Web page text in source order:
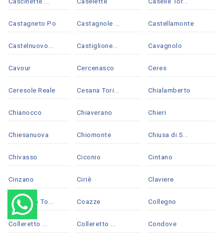
Castagneto Po Castagnole ... Castellamonte
Castelnuovo... Castiglione... Cavagnolo
Cavour Cercenasco Ceres
Ceresole Reale Cesana Tori... Chialamberto
Chianocco Chiaverano Chieri
Chiesanuova Chiomonte Chiusa di S...
Chivasso Ciconio Cintano
Cinzano Ciriè Claviere
Coassolo To... Coazze Collegno
Colleretto ... Colleretto ... Condove